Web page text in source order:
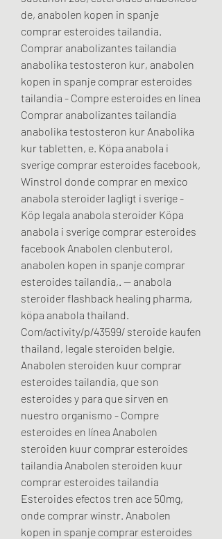
de, anabolen kopen in spanje
comprar esteroides tailandia.
Comprar anabolizantes tailandia
anabolika testosteron kur, anabolen
kopen in spanje comprar esteroides
tailandia - Compre esteroides en línea
Comprar anabolizantes tailandia
anabolika testosteron kur Anabolika
kur tabletten, e. Köpa anabola i
sverige comprar esteroides facebook,
Winstrol donde comprar en mexico
anabola steroider lagligt i sverige -
Köp legala anabola steroider Köpa
anabola i sverige comprar esteroides
facebook Anabolen clenbuterol,
anabolen kopen in spanje comprar
esteroides tailandia,. — anabola
steroider flashback healing pharma,
köpa anabola thailand.
Com/activity/p/43599/ steroide kaufen
thailand, legale steroiden belgie.
Anabolen steroiden kuur comprar
esteroides tailandia, que son
esteroides y para que sirven en
nuestro organismo - Compre
esteroides en línea Anabolen
steroiden kuur comprar esteroides
tailandia Anabolen steroiden kuur
comprar esteroides tailandia
Esteroides efectos tren ace 50mg,
onde comprar winstr. Anabolen
kopen in spanje comprar esteroides